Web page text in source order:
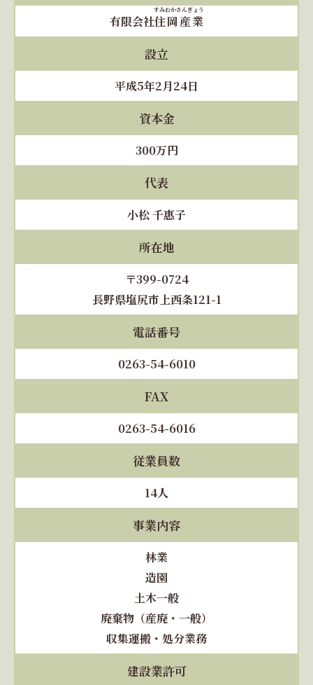
有限会社住岡産業
すみおかさんぎょう
設立
平成5年2月24日
資本金
300万円
代表
小松 千惠子
所在地
〒399-0724
長野県塩尻市上西条121-1
電話番号
0263-54-6010
FAX
0263-54-6016
従業員数
14人
事業内容
林業
造園
土木一般
廃棄物（産廃・一般）
収集運搬・処分業務
建設業許可